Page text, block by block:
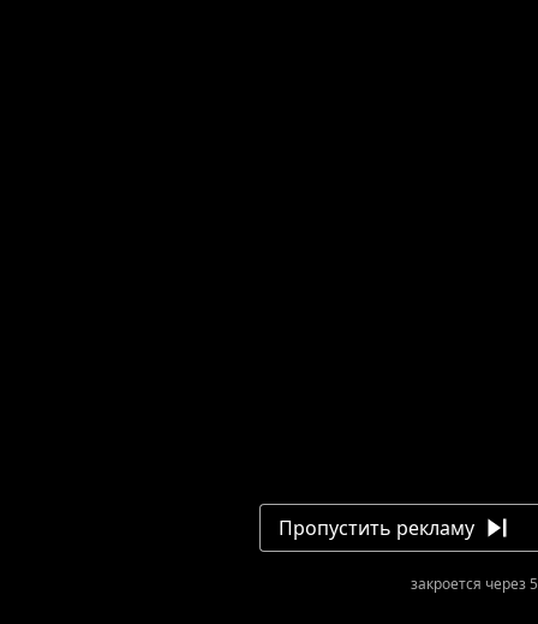
Пропустить рекламу
закроется через 4